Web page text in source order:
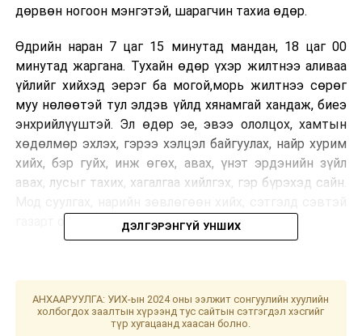
дөрвөн ногоон мэнгэтэй, шарагчин тахиа өдөр.
Өдрийн наран 7 цаг 15 минутад мандан, 18 цаг 00
минутад жаргана. Тухайн өдөр үхэр жилтнээ аливаа
үйлийг хийхэд эерэг ба могой,морь жилтнээ сөрөг
муу нөлөөтэй тул элдэв үйлд хянамгай хандаж, биеэ
энхрийлүүштэй. Эл өдөр эе, эвээ ололцох, хамтын
хөдөлмөр эхлэх, гэрээ хэлцэл байгуулах, найр хурим
хийх, бэр гуйх, инж өгөх, авах, үнэт эрдэнийн зүйл
авах, лусыг тахих, хагалгаа хийлгэх, гэр бүрэхэд сайн.
мөрөө гаргавал зохистой. Үс шинээр үргээлгэх буюу
засуулбал бие эрхтний хүч сайжирна хэмээжээ.
ДЭЛГЭРЭНГҮЙ УНШИХ
АНХААРУУЛГА: УИХ-ын 2024 оны ээлжит сонгуулийн хуулийн
холбогдох заалтын хүрээнд тус сайтын сэтгэгдэл хэсгийг
түр хугацаанд хаасан болно.